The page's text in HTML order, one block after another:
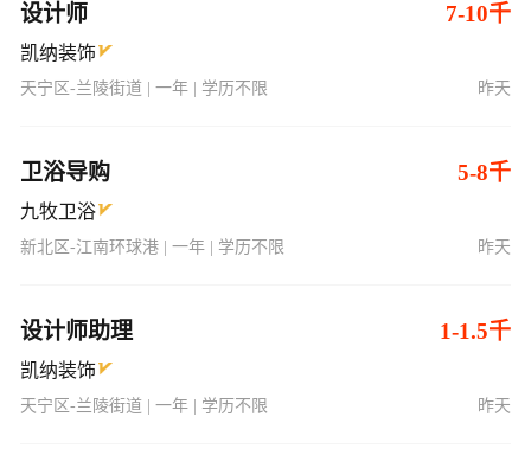
设计师 7-10千
凯纳装饰
天宁区-兰陵街道 | 一年 | 学历不限 昨天
卫浴导购 5-8千
九牧卫浴
新北区-江南环球港 | 一年 | 学历不限 昨天
设计师助理 1-1.5千
凯纳装饰
天宁区-兰陵街道 | 一年 | 学历不限 昨天